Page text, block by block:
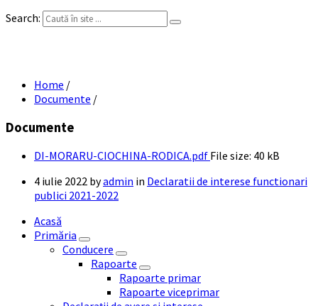
Search:
Home /
Documente /
Documente
DI-MORARU-CIOCHINA-RODICA.pdf File size: 40 kB
4 iulie 2022 byadmin in Declaratii de interese functionari
publici 2021-2022
Acasă
Primăria
Conducere
Rapoarte
Rapoarte primar
Rapoarte viceprimar